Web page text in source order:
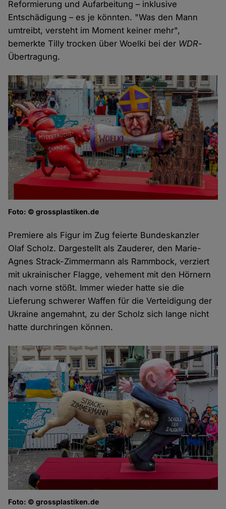
Reformierung und Aufarbeitung – inklusive
Entschädigung – es je könnten. "Was den Mann
umtreibt, versteht im Moment keiner mehr",
bemerkte Tilly trocken über Woelki bei der WDR-
Übertragung.
Foto: © grossplastiken.de
Premiere als Figur im Zug feierte Bundeskanzler
Olaf Scholz. Dargestellt als Zauderer, den Marie-
Agnes Strack-Zimmermann als Rammbock, verziert
mit ukrainischer Flagge, vehement mit den Hörnern
nach vorne stößt. Immer wieder hatte sie die
Lieferung schwerer Waffen für die Verteidigung der
Ukraine angemahnt, zu der Scholz sich lange nicht
hatte durchringen können.
Foto: © grossplastiken.de